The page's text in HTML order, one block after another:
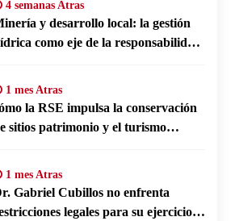
4 semanas Atras
y desarrollo local: la gestión
como eje de la responsabilidad
1 mes Atras
la RSE impulsa la conservación
sitios patrimonio y el turismo
1 mes Atras
Gabriel Cubillos no enfrenta
legales para su ejercicio,